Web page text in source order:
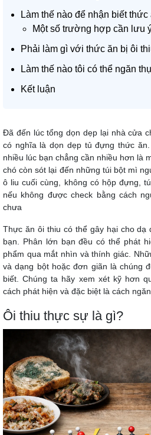
Làm thế nào để nhận biết
Một số trường hợp cần lưu
Phải làm gì với thức ăn bị ôi
Làm thế nào tôi có thể ngăn
Kết luận
Đã đến lúc tổng dọn dẹp lại nhà cửa
có nghĩa là dọn dẹp tủ đựng thức
nhiều lúc bạn chẳng cần nhiều hơn là
chó còn sót lại đến những túi bột mì
ô liu cuối cùng, không có hộp đựng,
nếu không được check bằng cách
chưa
Thực ăn ôi thiu có thể gây hại cho dạ
bạn. Phân lớn bạn đều có thể phát
phẩm qua mắt nhìn và thính giác.
và dạng bột hoặc đơn giãn là chúng
biết. Chúng ta hãy xem xét kỹ hơn
cách phát hiện và đặc biệt là cách ngăn
Ôi thiu thực sự là gì?